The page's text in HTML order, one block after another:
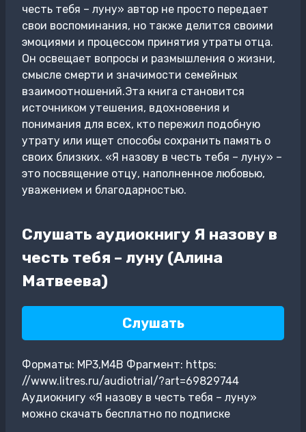
честь тебя – луну» автор не просто передает
свои воспоминания, но также делится своими
эмоциями и процессом принятия утраты отца.
Он освещает вопросы и размышления о жизни,
смысле смерти и значимости семейных
взаимоотношений.Эта книга становится
источником утешения, вдохновения и
понимания для всех, кто пережил подобную
утрату или ищет способы сохранить память о
своих близких. «Я назову в честь тебя – луну» –
это посвящение отцу, наполненное любовью,
уважением и благодарностью.
Слушать аудиокнигу Я назову в
честь тебя – луну (Алина
Матвеева)
Слушать
Форматы: MP3,M4B Фрагмент: https:
//www.litres.ru/audiotrial/?art=69829744
Аудиокнигу «Я назову в честь тебя – луну»
можно скачать бесплатно по подписке